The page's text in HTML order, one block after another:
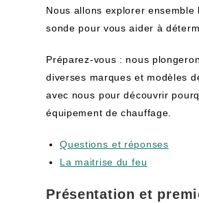
Nous allons‍ explorer
sonde pour vous aider à
Préparez-vous : nous
diverses marques et modèles
avec‍ nous⁣ pour​ découvrir
équipement‍ de chauffage.
Questions ⁤et réponses
La maitrise du⁣ feu
Présentation et